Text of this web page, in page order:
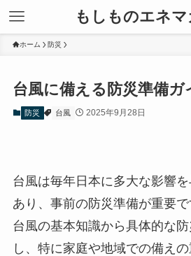
もしものエネ
ホーム 防災
台風に備える防災準備ガ
防災 台風 2025年9月28日
台風は毎年日本に多大な影響
あり、事前の防災準備が重要で
台風の基本知識から具体的な
し、特に家庭や地域での備え